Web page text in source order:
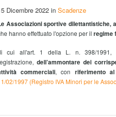
Dicembre 2022 in Scadenze
Associazioni sportive dilettantistiche,
hanno effettuato l'opzione per il regime
cui all'art. 1 della L. n. 398/1991,
dell’ammontare dei
commerciali, con riferimento
02/1997 (Registro IVA Minori per le